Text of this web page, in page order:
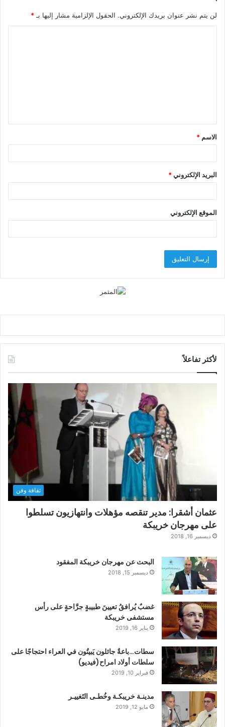
لن يتم نشر عنوان بريدك الإلكتروني. الحقول الإلزامية مشار إليها بـ *
ق
*
الاسم *
البريد الإلكتروني*
الموقع الإلكتروني
لأكثر تفاعلاً
ثقافة وفن
عثمان أشقرا: مدير تنقصه مؤهلات وانتهازيون تسلطوا
على مهرجان خريبكة
ديسمبر 16, 2018
البحث عن مهرجان خريبكة المفقود
ديسمبر 15, 2018
غضبٌ يُرافقُ تعيينَ طبيبةٍ جرَّاحةٍ على رأس
مستشفى خريبكة
يناير 16, 2019
سطات…باعةٌ جائلون يَبيتُون في العراء احتجاجًا على
سلطات أولاد امراح(فيديو)
فبراير 10, 2019
مدينـة خريبكـة وخُطـى التَغييـر
مايو 12, 2019